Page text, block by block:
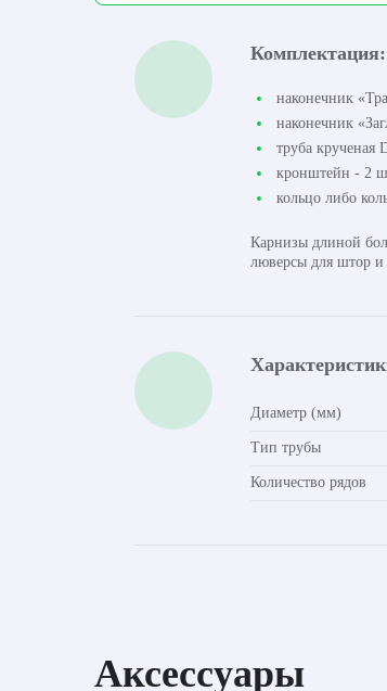
Комплектация:
наконечник
наконечник
труба крученая
кронштейн - 2
кольцо либо
Карнизы длиной
люверсы для штор и
Диаметр (мм)
Тип трубы
Количество рядов
Аксессуары